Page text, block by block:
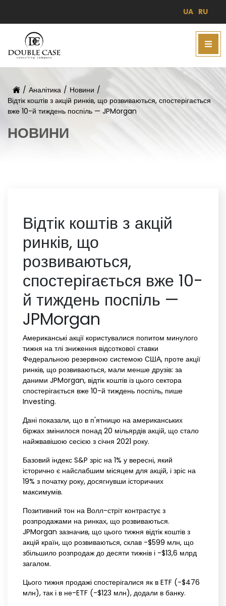
UA RU
/ Аналітика / Новини /
Відтік коштів з акцій ринків, що розвиваються, спостерігається
вже 10-й тиждень поспіль — JPMorgan
НОВИНИ
Відтік коштів з акцій
ринків, що
розвиваються,
спостерігається вже 10-
й тиждень поспіль —
JPMorgan
Американські акції користувалися попитом минулого
тижня на тлі зниження відсоткової ставки
Федеральною резервною системою США, проте акції
ринків, що розвиваються, мали менше друзів: за
даними JPMorgan, відтік коштів із цього сектора
спостерігається вже 10-й тиждень поспіль, пише
Investing.
Дані показали, що в п'ятницю на американських
біржах змінилося понад 20 мільярдів акцій, що стало
найжвавішою сесією з січня 2021 року.
Базовий індекс S&P зріс на 1% у вересні, який
історично є найслабшим місяцем для акцій, і зріс на
19% з початку року, досягнувши історичних
максимумів.
Позитивний тон на Волл-стріт контрастує з
розпродажами на ринках, що розвиваються.
JPMorgan зазначив, що цього тижня відтік коштів з
акцій країн, що розвиваються, склав -$599 млн, що
збільшило розпродаж до десяти тижнів і -$13,6 млрд
загалом.
Цього тижня продажі спостерігалися як в ETF (-$476
млн), так і в не-ETF (-$123 млн), додали в банку.